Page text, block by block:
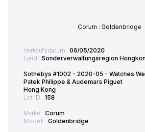
Corum : Goldenbridge
Verkaufsdatum : 06/05/2020
Land : Sonderverwaltungsregion
Sothebys #1002 - 2020-05 - Watches
Patek Philippe & Audemars Piguet
Hong Kong
Lot ID : 158
Marke : Corum
Modell : Goldenbridge